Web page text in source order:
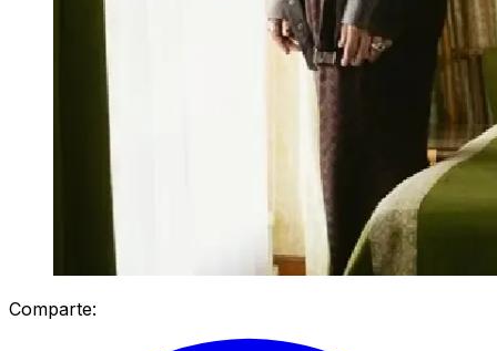
Comparte: